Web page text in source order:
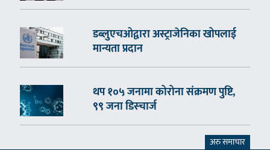
डब्लुएचओद्वारा अस्ट्राजेनिका खोपलाई
मान्यता प्रदान
थप १०५ जनामा कोरोना संक्रमण पुष्टि,
९९ जना डिस्चार्ज
अरु समाचार